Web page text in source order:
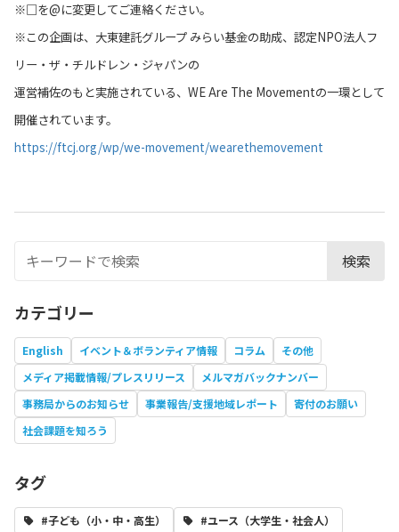
※□を@に変更してご連絡ください。
※この企画は、大東建託グループ みらい基金の助成、認定NPO法人フ
リー・ザ・チルドレン・ジャパンの
運営補佐のもと実施されている、WE Are The Movementの一環として
開催されています。
https://ftcj.org/wp/we-movement/wearethemovement
検索
カテゴリー
English イベント＆ボランティア情報 コラム
その他
メディア掲載情報/プレスリリース
メルマガバックナンバー
事務局からのお知らせ
事業報告/支援地域レポート
寄付のお願い
社会課題を知ろう
タグ
#子ども（小・中・高生） #ユース（大学生・社会人）